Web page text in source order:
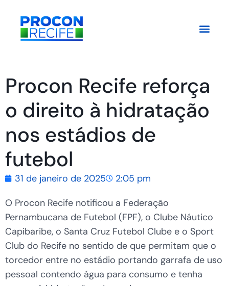
Procon Recife reforça
o direito à hidratação
nos estádios de
futebol
31 de janeiro de 2025
2:05 pm
O Procon Recife notificou a Federação
Pernambucana de Futebol (FPF), o Clube Náutico
Capibaribe, o Santa Cruz Futebol Clube e o Sport
Club do Recife no sentido de que permitam que o
torcedor entre no estádio portando garrafa de uso
pessoal contendo água para consumo e tenha